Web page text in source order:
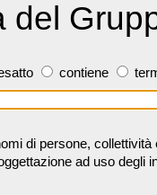
del
contiene
di persone,
ad uso degli